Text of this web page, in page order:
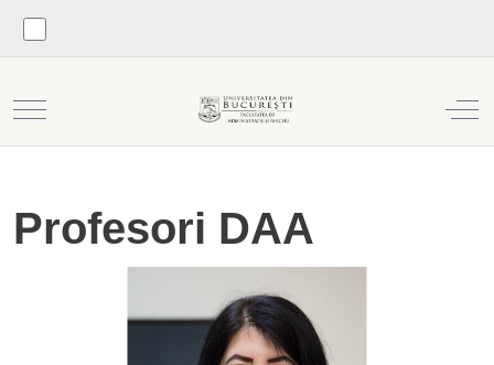
Mobile Menu Toggle Off-
Profesori DAA